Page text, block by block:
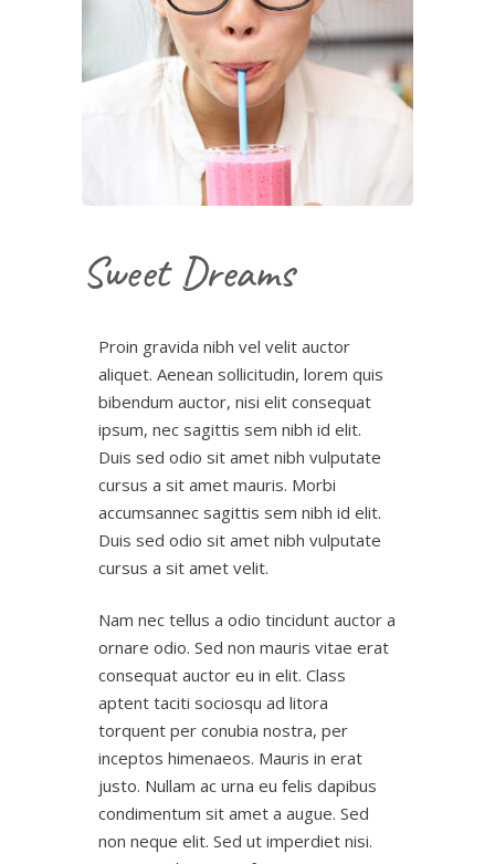
Sweet Dreams
Proin gravida nibh vel velit auctor
aliquet. Aenean sollicitudin, lorem quis
bibendum auctor, nisi elit consequat
ipsum, nec sagittis sem nibh id elit.
Duis sed odio sit amet nibh vulputate
cursus a sit amet mauris. Morbi
accumsannec sagittis sem nibh id elit.
Duis sed odio sit amet nibh vulputate
cursus a sit amet velit.
Nam nec tellus a odio tincidunt auctor a
ornare odio. Sed non mauris vitae erat
consequat auctor eu in elit. Class
aptent taciti sociosqu ad litora
torquent per conubia nostra, per
inceptos himenaeos. Mauris in erat
justo. Nullam ac urna eu felis dapibus
condimentum sit amet a augue. Sed
non neque elit. Sed ut imperdiet nisi.